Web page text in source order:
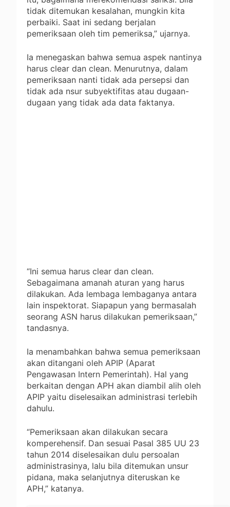
tidak ditemukan kesalahan, mungkin kita
perbaiki. Saat ini sedang berjalan
pemeriksaan oleh tim pemeriksa,” ujarnya.
Ia menegaskan bahwa semua aspek nantinya
harus clear dan clean. Menurutnya, dalam
pemeriksaan nanti tidak ada persepsi dan
tidak ada nsur subyektifitas atau dugaan-
dugaan yang tidak ada data faktanya.
“Ini semua harus clear dan clean.
Sebagaimana amanah aturan yang harus
dilakukan. Ada lembaga lembaganya antara
lain inspektorat. Siapapun yang bermasalah
seorang ASN harus dilakukan pemeriksaan,”
tandasnya.
Ia menambahkan bahwa semua pemeriksaan
akan ditangani oleh APIP (Aparat
Pengawasan Intern Pemerintah). Hal yang
berkaitan dengan APH akan diambil alih oleh
APIP yaitu diselesaikan administrasi terlebih
dahulu.
“Pemeriksaan akan dilakukan secara
komperehensif. Dan sesuai Pasal 385 UU 23
tahun 2014 diselesaikan dulu persoalan
administrasinya, lalu bila ditemukan unsur
pidana, maka selanjutnya diteruskan ke
APH,” katanya.